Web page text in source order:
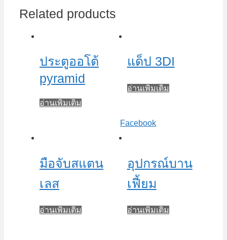
Related products
ประตูออโต้
pyramid
อ่านเพิ่มเติม
แด็ป 3DI
อ่านเพิ่มเติม
มือจับสแตน
เลส
อ่านเพิ่มเติม
อุปกรณ์บาน
เฟี้ยม
อ่านเพิ่มเติม
Facebook